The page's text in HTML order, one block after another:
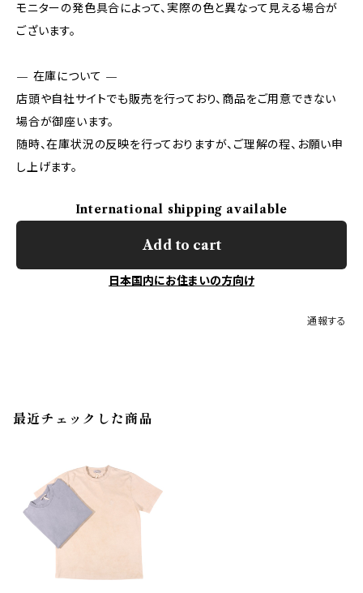
モニターの発色具合によって、実際の色と異なって見える場合が
ございます。
— 在庫について —
店頭や自社サイトでも販売を行っており、商品をご用意できない
場合が御座います。
随時、在庫状況の反映を行っておりますが、ご理解の程、お願い申
し上げます。
International shipping available
Add to cart
日本国内にお住まいの方向け
通報する
最近チェックした商品